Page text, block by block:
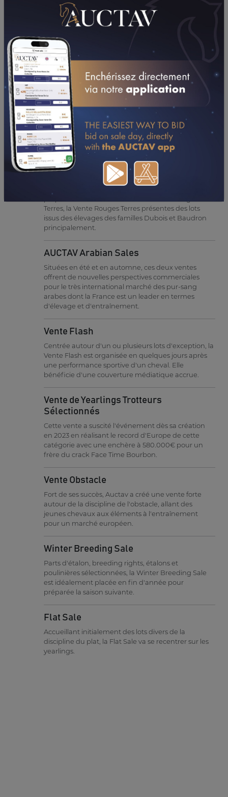
inspecter vos chevaux, vous accompagner dans la réalisation
de ses photos et vidéos, la commercialisation marketing et
l’après-vente, l’équipe administrative et commerciale d’Auctav
est présente à vos côtés à chaque instant.
Découvrir l'équipe
Les ventes sur-mesure d’Auctav
Vente mensuelle
Organisées à plusieurs reprises dans l'année, ces
ventes permettent de présenter toutes sortes de
lots dans toutes les disciplines. Ce sont les ventes les
plus ouvertes du catalogue.
Vente Rouges Terres
Terres, la Vente Rouges Terres présentes des lots
issus des élevages des familles Dubois et Baudron
principalement.
AUCTAV Arabian Sales
Situées en été et en automne, ces deux ventes
offrent de nouvelles perspectives commerciales
pour le très international marché des pur-sang
arabes dont la France est un leader en termes
d'élevage et d'entraînement.
Vente Flash
Centrée autour d'un ou plusieurs lots d'exception, la
Vente Flash est organisée en quelques jours après
une performance sportive d'un cheval. Elle
bénéficie d'une couverture médiatique accrue.
Vente de Yearlings Trotteurs
Sélectionnés
Cette vente a suscité l'événement dès sa création
en 2023 en réalisant le record d'Europe de cette
catégorie avec une enchère à 580.000€ pour un
frère du crack Face Time Bourbon.
Vente Obstacle
Fort de ses succès, Auctav a créé une vente forte
autour de la discipline de l'obstacle, allant des
jeunes chevaux aux éléments à l'entraînement
pour un marché européen.
Winter Breeding Sale
Parts d'étalon, breeding rights, étalons et
poulinières sélectionnées, la Winter Breeding Sale
est idéalement placée en fin d'année pour
préparée la saison suivante.
Flat Sale
Accueillant initialement des lots divers de la
discipline du plat, la Flat Sale va se recentrer sur les
yearlings.